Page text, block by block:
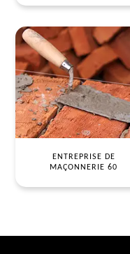
ENTREPRISE DE
MAÇONNERIE 60